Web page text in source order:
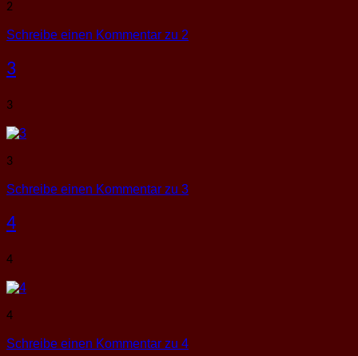
2
Schreibe einen Kommentar zu 2
3
3
3
Schreibe einen Kommentar zu 3
4
4
4
Schreibe einen Kommentar zu 4